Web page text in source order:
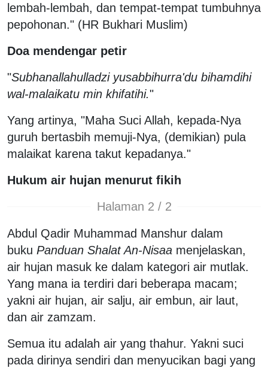
lembah-lembah, dan tempat-tempat tumbuhnya
pepohonan." (HR Bukhari Muslim)
Doa mendengar petir
"Subhanallahulladzi yusabbihurra'du bihamdihi
wal-malaikatu min khifatihi."
Yang artinya, "Maha Suci Allah, kepada-Nya
guruh bertasbih memuji-Nya, (demikian) pula
malaikat karena takut kepadanya."
Hukum air hujan menurut fikih
Halaman 2 / 2
Abdul Qadir Muhammad Manshur dalam
buku Panduan Shalat An-Nisaa menjelaskan,
air hujan masuk ke dalam kategori air mutlak.
Yang mana ia terdiri dari beberapa macam;
yakni air hujan, air salju, air embun, air laut,
dan air zamzam.
Semua itu adalah air yang thahur. Yakni suci
pada dirinya sendiri dan menyucikan bagi yang